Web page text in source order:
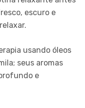
escuro e
usando óleos
seus aromas
e